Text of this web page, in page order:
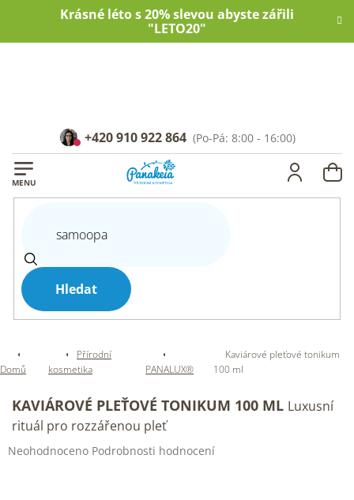
Krásné léto s 20% slevou abyste zářili
"LETO20"
Hledat
+420 910 922 864
Domů
Přírodní
kosmetika
PANALUX®
Kaviárové pleťové tonikum
100 ml
KAVIÁROVÉ PLEŤOVÉ TONIKUM 100 ML Luxusní
rituál pro rozzářenou pleť
Průměrné
Neohodnoceno Podrobnosti hodnocení